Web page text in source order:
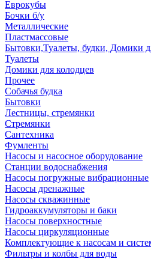
Еврокубы
Бочки б/у
Металлические
Пластмассовые
Бытовки,Туалеты, будки, Домики
Туалеты
Домики для колодцев
Прочее
Собачья будка
Бытовки
Лестницы, стремянки
Стремянки
Сантехника
Фумленты
Насосы и насосное оборудование
Станции водоснабжения
Насосы погружные вибрационные
Насосы дренажные
Насосы скважинные
Гидроаккумуляторы и баки
Насосы поверхностные
Насосы циркуляционные
Комплектующие к насосам и
Фильтры и колбы для воды